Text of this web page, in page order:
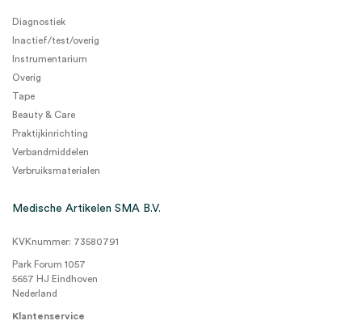
Diagnostiek
Inactief/test/overig
Instrumentarium
Overig
Tape
Beauty & Care
Praktijkinrichting
Verbandmiddelen
Verbruiksmaterialen
Medische Artikelen SMA B.V.
KVKnummer: 73580791
Park Forum 1057
5657 HJ Eindhoven
Nederland
Klantenservice